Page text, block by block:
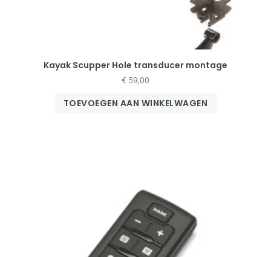
Kayak Scupper Hole transducer montage
€ 59,00
TOEVOEGEN AAN WINKELWAGEN